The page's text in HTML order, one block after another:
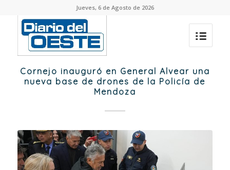
Jueves, 6 de Agosto de 2026
Cornejo inauguró en General Alvear una
nueva base de drones de la Policía de
Mendoza